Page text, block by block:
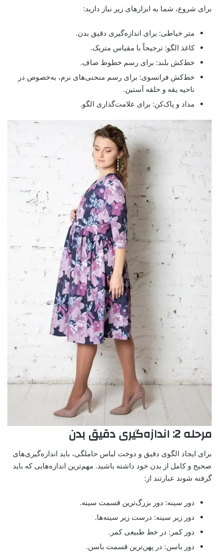
برای شروع، شما به ابزارهای زیر نیاز دارید:
متر خیاطی: برای اندازه‌گیری دقیق بدن.
کاغذ الگو: ترجیحاً با مقیاس متریک.
خط‌کش بلند: برای رسم خطوط صاف.
خط‌کش فرانسوی: برای رسم منحنی‌های نرم، به‌خصوص در
ناحیه یقه و حلقه آستین.
مداد و پاک‌کن: برای علامت‌گذاری الگو.
مرحله 2: اندازه‌گیری دقیق بدن
برای ایجاد الگوی دقیق و دوخت لباس حاملگی، باید اندازه‌گیری‌های
صحیح و کامل از بدن خود داشته باشید. مهم‌ترین اندازه‌هایی که باید
گرفته شوند عبارتند از:
دور سینه: دور بزرگ‌ترین قسمت سینه.
دور زیر سینه: درست زیر سینه‌ها.
دور کمر: در خط طبیعی کمر.
دور باسن: در پهن‌ترین قسمت باسن.